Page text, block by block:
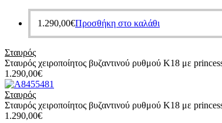
1.290,00€Προσθήκη στο καλάθι
Σταυρός
Σταυρός χειροποίητος βυζαντινού ρυθμού Κ18 με
1.290,00€
Σταυρός
Σταυρός χειροποίητος βυζαντινού ρυθμού Κ18 με
1.290,00€